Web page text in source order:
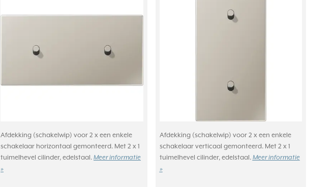
Afdekking (schakelwip) voor 2 x een enkele
schakelaar horizontaal gemonteerd. Met 2 x 1
tuimelhevel cilinder, edelstaal. Meer informatie
»
Afdekking (schakelwip) voor 2 x een enkele
schakelaar verticaal gemonteerd. Met 2 x 1
tuimelhevel cilinder, edelstaal. Meer informatie
»